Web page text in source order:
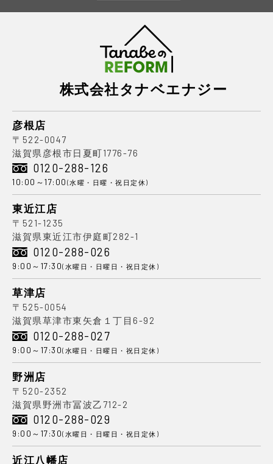
株式会社タナベエナジー
彦根店
〒522-0047
滋賀県彦根市日夏町1776-76
0120-288-126
10:00～17:00 (水曜・日曜・祝日定休)
東近江店
〒521-1235
滋賀県東近江市伊庭町282-1
0120-288-026
9:00～17:30(水曜日・日曜日・祝日定休)
草津店
〒525-0054
滋賀県草津市東矢倉１丁目6-92
0120-288-027
9:00～17:30(水曜日・日曜日・祝日定休)
野洲店
〒520-2352
滋賀県野洲市冨波乙712-2
0120-288-029
9:00～17:30(水曜日・日曜日・祝日定休)
近江八幡店